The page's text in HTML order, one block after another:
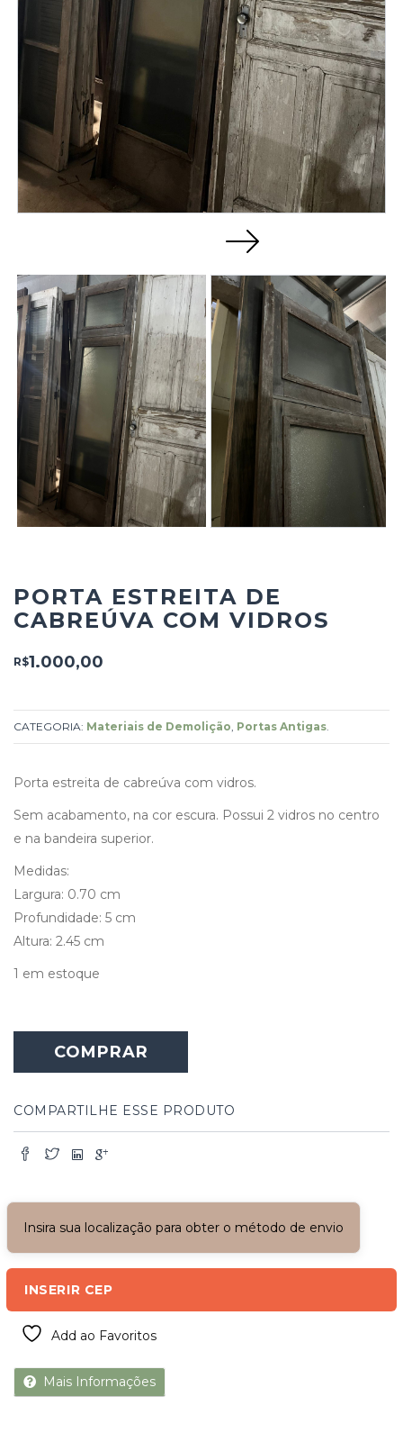
PORTA ESTREITA DE
CABREÚVA COM VIDROS
R$1.000,00
CATEGORIA: Materiais de Demolição Portas Antigas
Porta estreita de cabreúva com vidros.
Sem acabamento, na cor escura. Possui 2 vidros no centro
e na bandeira superior.
Medidas:
Largura: 0.70 cm
Profundidade: 5 cm
Altura: 2.45 cm
1 em estoque
COMPRAR
COMPARTILHE ESSE PRODUTO
Insira sua localização para obter o método de envio
INSERIR CEP
Add ao Favoritos
Mais Informações